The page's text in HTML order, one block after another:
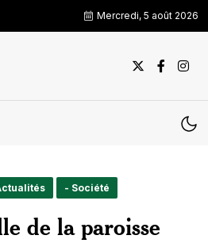
Mercredi, 5 août 2026
- Société
de la paroisse